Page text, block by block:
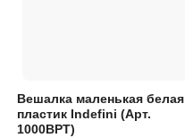
Вешалка маленькая белая
пластик Indefini (Арт.
1000BPT)